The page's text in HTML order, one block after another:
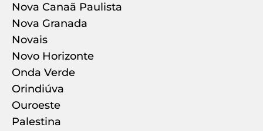
Nova Canaã Paulista
Nova Granada
Novais
Novo Horizonte
Onda Verde
Orindiúva
Ouroeste
Palestina